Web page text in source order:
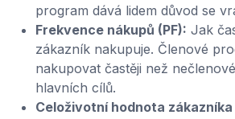
program dává lidem důvod se
Frekvence nákupů (PF): Jak
zákazník nakupuje. Členové
nakupovat častěji než
hlavních cílů.
Celoživotní hodnota zákazníka